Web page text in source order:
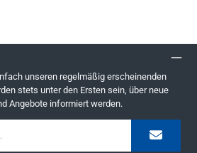
unseren regelmäßig erscheinenden
stets unter den Ersten sein, über neue
Angebote informiert werden.